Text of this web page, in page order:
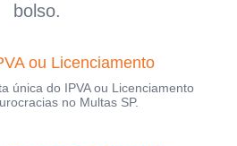
bolso.
ou Licenciamento
única do IPVA ou Licenciamento
no Multas SP.